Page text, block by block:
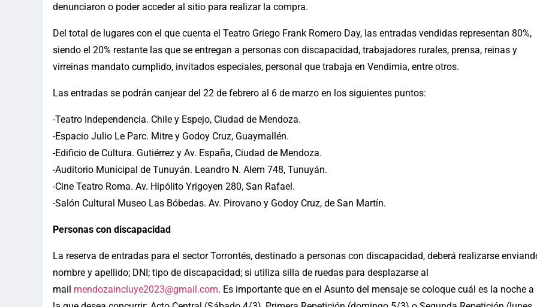
denunciaron o poder acceder al sitio para realizar la compra.
Del total de lugares con el que cuenta el Teatro Griego Frank Romero Day, las entradas vendidas representan 80%,
siendo el 20% restante las que se entregan a personas con discapacidad, trabajadores rurales, prensa, reinas y
virreinas mandato cumplido, invitados especiales, personal que trabaja en Vendimia, entre otros.
Las entradas se podrán canjear del 22 de febrero al 6 de marzo en los siguientes puntos:
-Teatro Independencia. Chile y Espejo, Ciudad de Mendoza.
-Espacio Julio Le Parc. Mitre y Godoy Cruz, Guaymallén.
-Edificio de Cultura. Gutiérrez y Av. España, Ciudad de Mendoza.
-Auditorio Municipal de Tunuyán. Leandro N. Alem 748, Tunuyán.
-Cine Teatro Roma. Av. Hipólito Yrigoyen 280, San Rafael.
-Salón Cultural Museo Las Bóbedas. Av. Pirovano y Godoy Cruz, de San Martín.
Personas con discapacidad
La reserva de entradas para el sector Torrontés, destinado a personas con discapacidad, deberá realizarse
nombre y apellido; DNI; tipo de discapacidad; si utiliza silla de ruedas para desplazarse al
mail mendozaincluye2023@gmail.com. Es importante que en el Asunto del mensaje se coloque cuál es la noche a